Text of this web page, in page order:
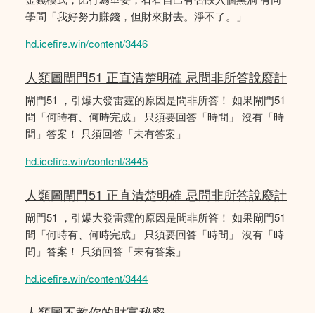
學問「我好努力賺錢，但財來財去。淨不了。」
hd.icefire.win/content/3446
人類圖閘門51 正直清楚明確 忌問非所答說廢計
閘門51 ，引爆大發雷霆的原因是問非所答！ 如果閘門51
問「何時有、何時完成」 只須要回答「時間」 沒有「時
間」答案！ 只須回答「未有答案」
hd.icefire.win/content/3445
人類圖閘門51 正直清楚明確 忌問非所答說廢計
閘門51 ，引爆大發雷霆的原因是問非所答！ 如果閘門51
問「何時有、何時完成」 只須要回答「時間」 沒有「時
間」答案！ 只須回答「未有答案」
hd.icefire.win/content/3444